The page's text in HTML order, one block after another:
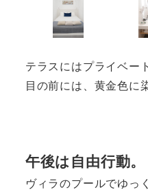
テラスにはプライベー
目の前には、黄金色に
午後は自由行動。
ヴィラのプールでゆっ